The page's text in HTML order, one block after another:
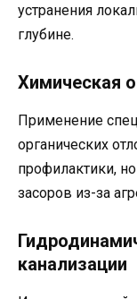
устранения
глубине.
Химическая
Применение
органических
профилактики,
засоров из-за
канализации